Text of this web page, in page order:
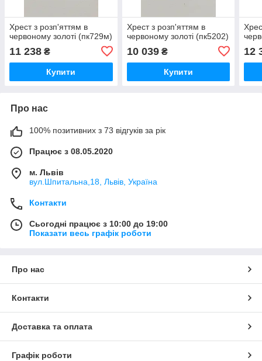
Хрест з розп'яттям в
червоному золоті (пк729м)
11 238 ₴
Купити
Хрест з розп'яттям в
червоному золоті (пк5202)
10 039₴
Купити
12
Про нас
100% позитивних з 73 відгуків за рік
Працює з 08.05.2020
м. Львів
вул.Шпитальна,18, Львів, Україна
Контакти
Сьогодні працює з 10:00 до 19:00
Показати весь графік роботи
Про нас
Контакти
Доставка та оплата
Графік роботи